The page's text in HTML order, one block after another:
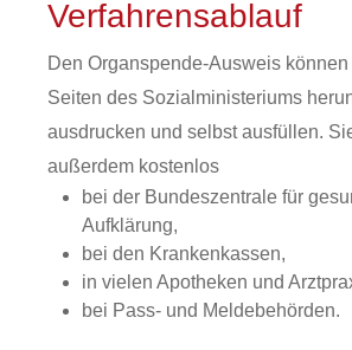
Verfahrensablauf
Den Organspende-Ausweis
Seiten des Sozialministeriums
ausdrucken und selbst ausfüllen.
außerdem kostenlos
bei der Bundeszentrale für
Aufklärung,
bei den Krankenkassen,
in vielen Apotheken und
bei Pass- und Meldebehörden.